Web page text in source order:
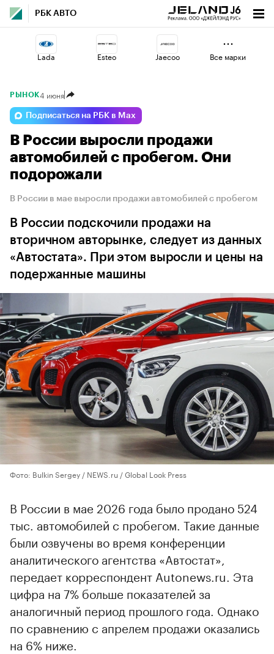
РБК АВТО
Lada Esteo Jaecoo
Voyah
Geely Omoda Changan
Все марки
РЫНОК4 июня
Подписаться на РБК в Max
В России выросли продажи
автомобилей с пробегом. Они
подорожали
В России в мае выросли продажи автомобилей с пробегом
В России подскочили продажи на
вторичном авторынке, следует из данных
«Автостата». При этом выросли и цены на
подержанные машины
Фото: Bulkin Sergey / NEWS.ru / Global Look Press
В России в мае 2026 года было продано 524
тыс. автомобилей с пробегом. Такие данные
были озвучены во время конференции
аналитического агентства «Автостат»,
передает корреспондент Autonews.ru. Эта
цифра на 7% больше показателей за
аналогичный период прошлого года. Однако
по сравнению с апрелем продажи оказались
на 6% ниже.